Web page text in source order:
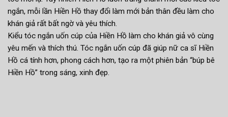
ngắn, mỗi lần Hiền Hồ thay đổi làm mới bản thân đều làm cho
khán giả rất bất ngờ và yêu thích.
Kiểu tóc ngắn uốn cúp của Hiền Hồ làm cho khán giả vô cùng
yêu mến và thích thú. Tóc ngắn uốn cúp đã giúp nữ ca sĩ Hiền
Hồ cá tính hơn, phong cách hơn, tạo ra một phiên bản “búp bê
Hiền Hồ” trong sáng, xinh đẹp.